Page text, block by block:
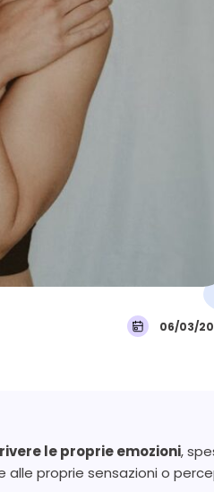
06/03/
le proprie emozioni,
proprie sensazioni o